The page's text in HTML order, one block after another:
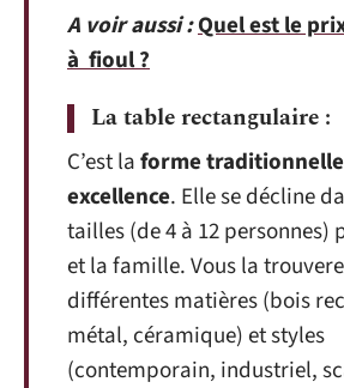
A voir aussi :Quel est le
à fioul ?
La table rectangulaire :
C’est laforme
excellence. Elle se décline
tailles (de 4 à 12 personnes)
et la famille. Vous la
différentes matières (bois
métal, céramique) et styles
(contemporain, industriel,